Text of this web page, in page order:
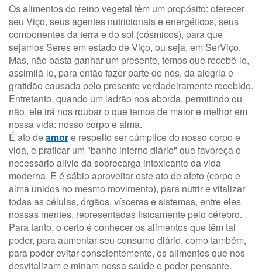
Os alimentos do reino vegetal têm um propósito: oferecer
seu Viço, seus agentes nutricionais e energéticos, seus
componentes da terra e do sol (cósmicos), para que
sejamos Seres em estado de Viço, ou seja, em SerViço.
Mas, não basta ganhar um presente, temos que recebê-lo,
assimilá-lo, para então fazer parte de nós, da alegria e
gratidão causada pelo presente verdadeiramente recebido.
Entretanto, quando um ladrão nos aborda, permitindo ou
não, ele irá nos roubar o que temos de maior e melhor em
nossa vida: nosso corpo e alma.
É ato deamore respeito ser cúmplice do nosso corpo e
vida, e praticar um "banho interno diário" que favoreça o
necessário alívio da sobrecarga intoxicante da vida
moderna. E é sábio aproveitar este ato de afeto (corpo e
alma unidos no mesmo movimento), para nutrir e vitalizar
todas as células, órgãos, vísceras e sistemas, entre eles
nossas mentes, representadas fisicamente pelo cérebro.
Para tanto, o certo é conhecer os alimentos que têm tal
poder, para aumentar seu consumo diário, como também,
para poder evitar conscientemente, os alimentos que nos
desvitalizam e minam nossa saúde e poder pensante.